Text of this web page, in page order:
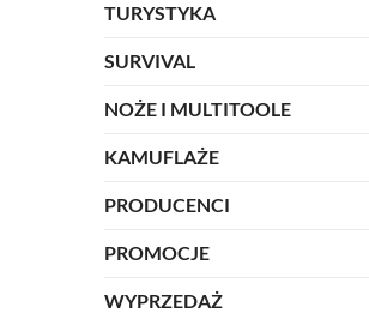
TURYSTYKA
SURVIVAL
NOŻE I MULTITOOLE
KAMUFLAŻE
PRODUCENCI
PROMOCJE
WYPRZEDAŻ